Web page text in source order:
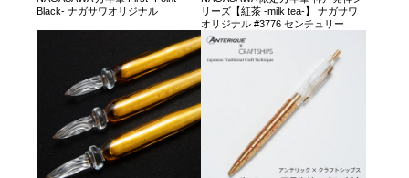
Black- ナガサワオリジナル
リーズ【紅茶 -milk tea-】 ナガサワ
オリジナル #3776 センチュリー